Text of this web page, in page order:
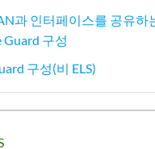
과 인터페이스를 공유하
Guard 구성
구성(비 ELS)